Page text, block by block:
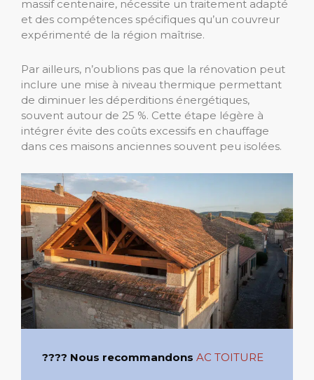
massif centenaire, nécessite un traitement adapté
et des compétences spécifiques qu’un couvreur
expérimenté de la région maîtrise.
Par ailleurs, n’oublions pas que la rénovation peut
inclure une mise à niveau thermique permettant
de diminuer les déperditions énergétiques,
souvent autour de 25 %. Cette étape légère à
intégrer évite des coûts excessifs en chauffage
dans ces maisons anciennes souvent peu isolées.
???? Nous recommandons AC TOITURE